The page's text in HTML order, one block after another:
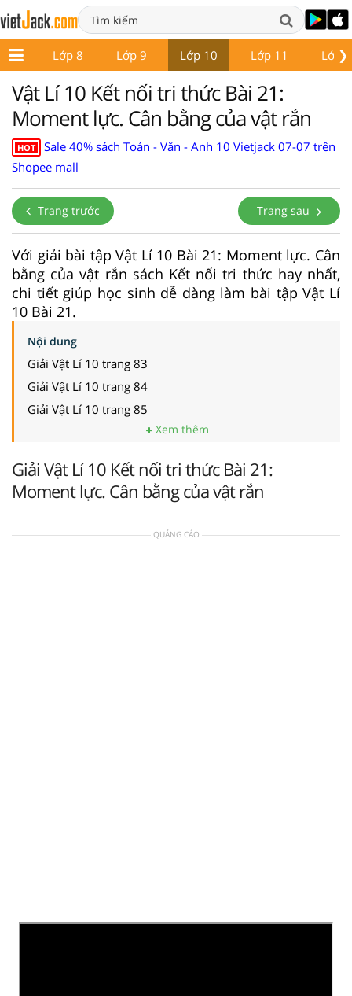
❯
7 Lớp 8 Lớp 9 Lớp 10 Lớp 11 Lớp
Vật Lí 10 Kết nối tri thức Bài 21:
Moment lực. Cân bằng của vật rắn
HOT
Sale 40% sách Toán - Văn - Anh 10 Vietjack 07-07 trên
Shopee mall
Trang trước Trang sau
Với giải bài tập Vật Lí 10 Bài 21: Moment lực. Cân
bằng của vật rắn sách Kết nối tri thức hay nhất,
chi tiết giúp học sinh dễ dàng làm bài tập Vật Lí
10 Bài 21.
Nội dung
Giải Vật Lí 10 trang 83
Giải Vật Lí 10 trang 84
Giải Vật Lí 10 trang 85
Xem thêm
Giải Vật Lí 10 Kết nối tri thức Bài 21:
Moment lực. Cân bằng của vật rắn
QUẢNG CÁO